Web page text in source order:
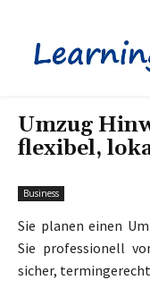
Umzug
flexibel,
Business
Sie planen einen
Sie professionell
sicher,